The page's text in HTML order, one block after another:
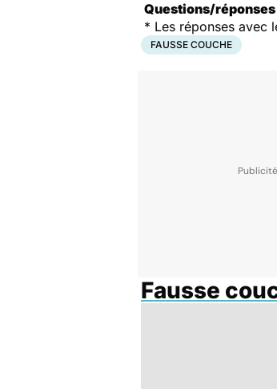
Questions/réponses
* Les réponses avec
FAUSSE COUCHE
Fausse